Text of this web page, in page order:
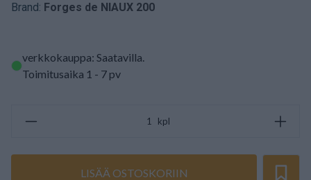
Brand: Forges de NIAUX 200
verkkokauppa: Saatavilla.
Toimitusaika 1 - 7 pv
kpl
LISÄÄ OSTOSKORIIN